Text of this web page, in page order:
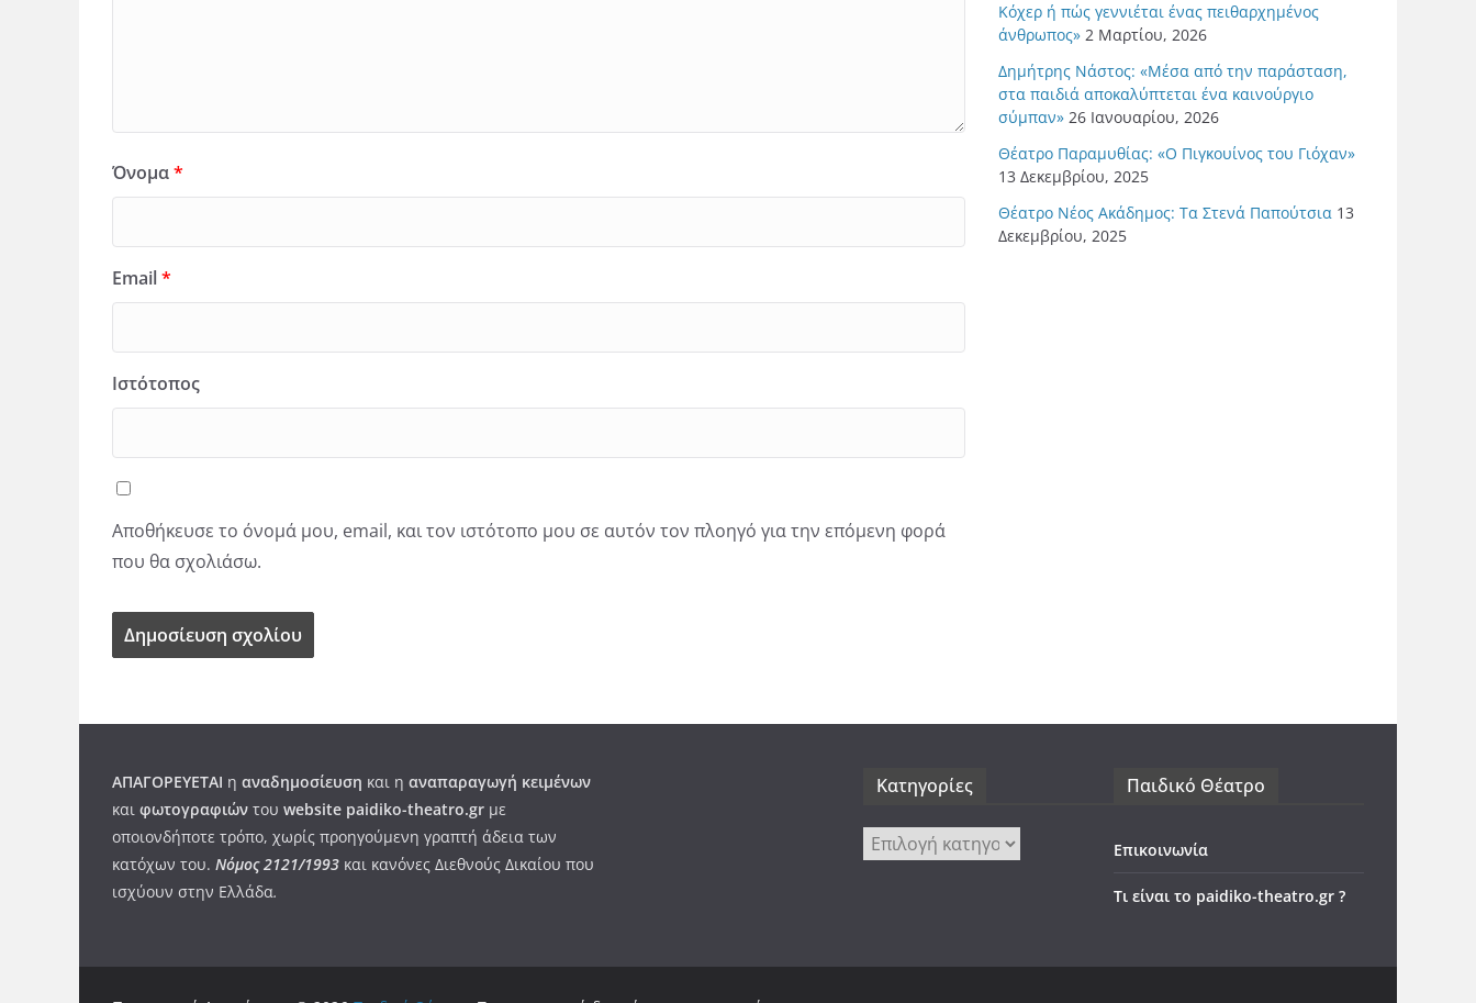
Όνομα*
Email*
Ιστότοπος
Αποθήκευσε το όνομά μου, email, και τον ιστότοπο μου σε αυτόν τον πλοηγό για την επόμενη φορά
που θα σχολιάσω.
Κόχερ ή πώς γεννιέται ένας πειθαρχημένος
άνθρωπος» 2 Μαρτίου, 2026
Δημήτρης Νάστος: «Μέσα από την παράσταση,
στα παιδιά αποκαλύπτεται ένα καινούργιο
σύμπαν» 26 Ιανουαρίου, 2026
Θέατρο Παραμυθίας: «Ο Πιγκουίνος του Γιόχαν»
13 Δεκεμβρίου, 2025
Θέατρο Νέος Ακάδημος: Τα Στενά Παπούτσια 13
Δεκεμβρίου, 2025
ΑΠΑΓΟΡΕΥΕΤΑΙ η αναδημοσίευση και η αναπαραγωγή κειμένων
και φωτογραφιών του website paidiko-theatro.gr με
οποιονδήποτε τρόπο, χωρίς προηγούμενη γραπτή άδεια των
κατόχων του. Νόμος 2121/1993 και κανόνες Διεθνούς Δικαίου που
ισχύουν στην Ελλάδα.
Kατηγορίες
Kατηγορίες
Παιδικό Θέατρο
Επικοινωνία
Τι είναι το paidiko-theatro.gr ?